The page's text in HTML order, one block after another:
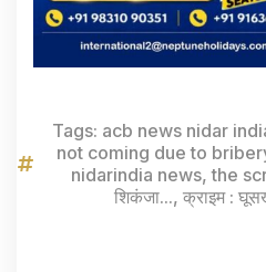
Tags: acb news nidar
not coming due to
nidarindia news,the
शिकंजा..., क्राइम :